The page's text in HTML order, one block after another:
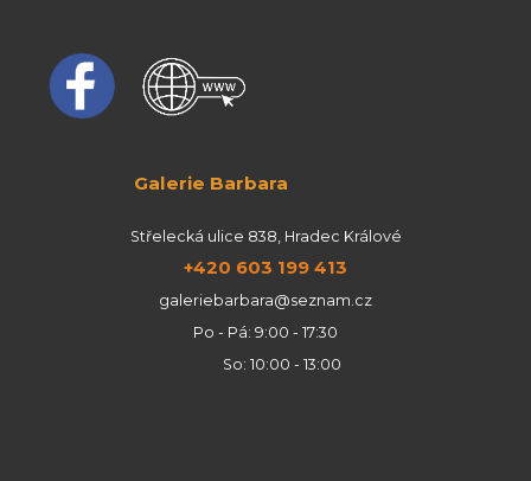
Galerie Barbara
Střelecká ulice 838, Hradec Králové
+420 603 199 413
galeriebarbara@seznam.cz
Po - Pá: 9:00 - 17:30
So: 10:00 - 13:00